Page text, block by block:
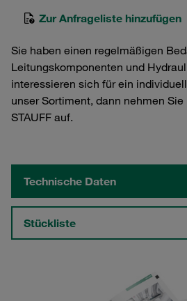
Zur Anfrageliste hinzufügen
Sie haben einen regelmäßigen
Leitungskomponenten und
interessieren sich für ein
unser Sortiment, dann nehmen Sie
STAUFF auf.
Technische Daten
Stückliste